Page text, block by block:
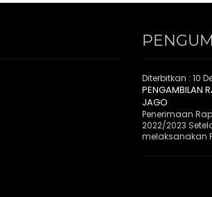
Diterbitkan : 10
PENGAMBILAN
JAGO
Penerimaan
2022/2023
melaksanakan